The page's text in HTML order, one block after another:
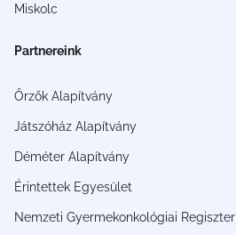
Miskolc
Partnereink
Őrzők Alapítvány
Játszóház Alapítvány
Déméter Alapítvány
Érintettek Egyesület
Nemzeti Gyermekonkológiai Regiszter